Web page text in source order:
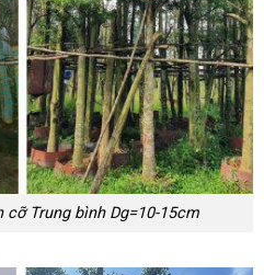
cỡ Trung bình Dg=10-15cm